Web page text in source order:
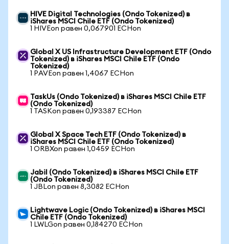
HIVE Digital Technologies (Ondo Tokenized) в
iShares MSCI Chile ETF (Ondo Tokenized)
1 HIVEon равен 0,067901 ECHon
Global X US Infrastructure Development ETF (Ondo
Tokenized) в iShares MSCI Chile ETF (Ondo
Tokenized)
1 PAVEon равен 1,4067 ECHon
TaskUs (Ondo Tokenized) в iShares MSCI Chile ETF
(Ondo Tokenized)
1 TASKon равен 0,193387 ECHon
Global X Space Tech ETF (Ondo Tokenized) в
iShares MSCI Chile ETF (Ondo Tokenized)
1 ORBXon равен 1,0459 ECHon
Jabil (Ondo Tokenized) в iShares MSCI Chile ETF
(Ondo Tokenized)
1 JBLon равен 8,3082 ECHon
Lightwave Logic (Ondo Tokenized) в iShares MSCI
Chile ETF (Ondo Tokenized)
1 LWLGon равен 0,184270 ECHon